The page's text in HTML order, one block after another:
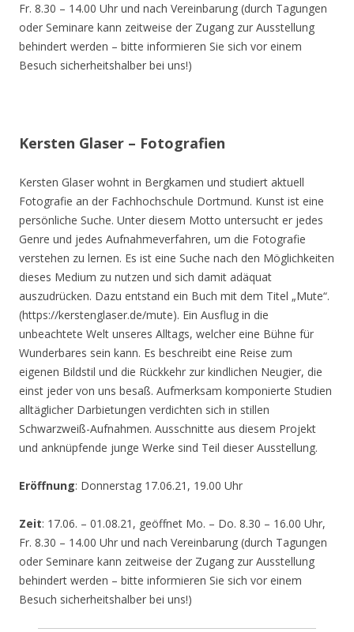
Fr. 8.30 – 14.00 Uhr und nach Vereinbarung (durch Tagungen
oder Seminare kann zeitweise der Zugang zur Ausstellung
behindert werden – bitte informieren Sie sich vor einem
Besuch sicherheitshalber bei uns!)
Kersten Glaser – Fotografien
Kersten Glaser wohnt in Bergkamen und studiert aktuell
Fotografie an der Fachhochschule Dortmund. Kunst ist eine
persönliche Suche. Unter diesem Motto untersucht er jedes
Genre und jedes Aufnahmeverfahren, um die Fotografie
verstehen zu lernen. Es ist eine Suche nach den Möglichkeiten
dieses Medium zu nutzen und sich damit adäquat
auszudrücken. Dazu entstand ein Buch mit dem Titel „Mute“.
(https://kerstenglaser.de/mute). Ein Ausflug in die
unbeachtete Welt unseres Alltags, welcher eine Bühne für
Wunderbares sein kann. Es beschreibt eine Reise zum
eigenen Bildstil und die Rückkehr zur kindlichen Neugier, die
einst jeder von uns besaß. Aufmerksam komponierte Studien
alltäglicher Darbietungen verdichten sich in stillen
Schwarzweiß-Aufnahmen. Ausschnitte aus diesem Projekt
und anknüpfende junge Werke sind Teil dieser Ausstellung.
Eröffnung: Donnerstag 17.06.21, 19.00 Uhr
Zeit: 17.06. – 01.08.21, geöffnet Mo. – Do. 8.30 – 16.00 Uhr,
Fr. 8.30 – 14.00 Uhr und nach Vereinbarung (durch Tagungen
oder Seminare kann zeitweise der Zugang zur Ausstellung
behindert werden – bitte informieren Sie sich vor einem
Besuch sicherheitshalber bei uns!)